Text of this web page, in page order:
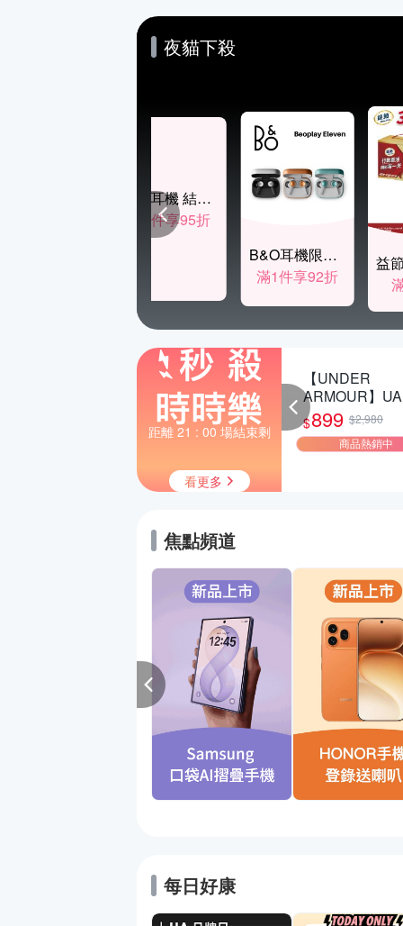
夜貓下殺
品牌耳機 結帳95折
滿1件享95折
B&O耳機限時92折
滿1件享92折
距離 21 : 00 場結束剩
看更多
【UNDER
ARMOUR】UA
Tempo 運動休
多款任選
$899 $2,980
商品熱銷中
哈根達斯 甜點饗宴/
堅果派對迷你杯16
入組 任選
832 $2,100
已搶 52 ％
焦點頻道
每日好康